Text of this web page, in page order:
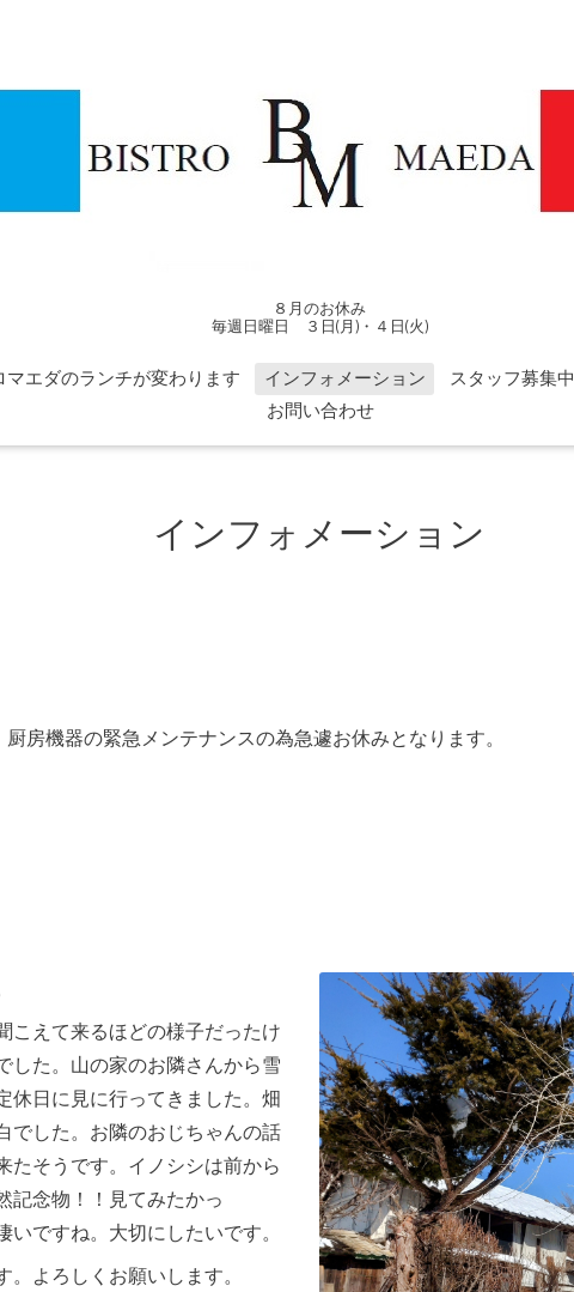
８月のお休み
毎週日曜日 ３日(月)・４日(火)
マエダのランチが変わります インフォメーション スタッフ募集中
お問い合わせ
インフォメーション
房機器の緊急メンテナンスの為急遽お休みとなります。
こえて来るほどの様子だったけ
した。山の家のお隣さんから雪
休日に見に行ってきました。畑
でした。お隣のおじちゃんの話
たそうです。イノシシは前から
記念物！！見てみたかっ
ですね。大切にしたいです。
よろしくお願いします。